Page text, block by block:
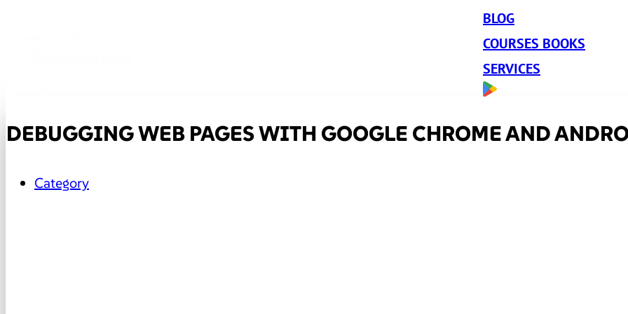
BLOG
COURSES BOOKS
SERVICES
DEBUGGING WEB PAGES WITH GOOGLE CHROME AND
Category